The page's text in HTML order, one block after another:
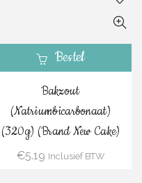
Bestel
Bakzout
(Natriumbicarbonaat)
(320g) (Brand New Cake)
€5.19 Inclusief BTW